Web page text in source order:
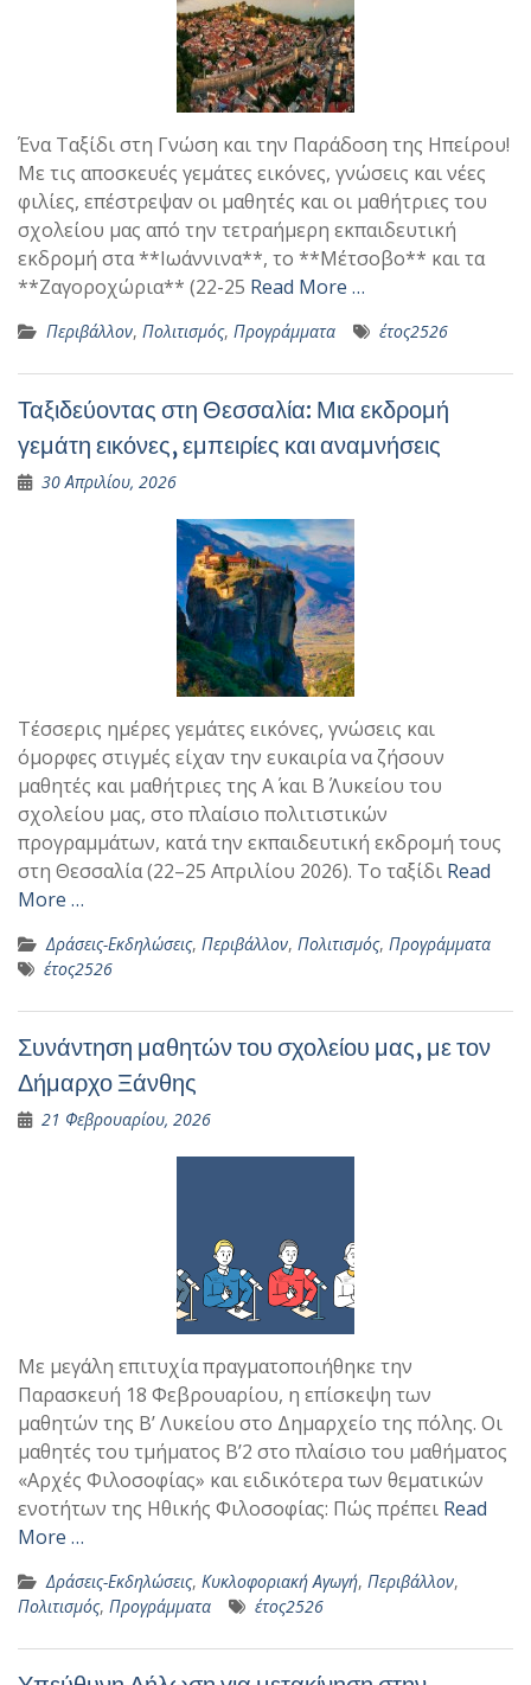
Ένα Ταξίδι στη Γνώση και την Παράδοση της Ηπείρου!
Με τις αποσκευές γεμάτες εικόνες, γνώσεις και νέες
φιλίες, επέστρεψαν οι μαθητές και οι μαθήτριες του
σχολείου μας από την τετραήμερη εκπαιδευτική
εκδρομή στα **Ιωάννινα**, το **Μέτσοβο** και τα
**Ζαγοροχώρια** (22-25 Read More …
Περιβάλλον, Πολιτισμός, Προγράμματα έτος2526
Ταξιδεύοντας στη Θεσσαλία: Μια εκδρομή
γεμάτη εικόνες, εμπειρίες και αναμνήσεις
30 Απριλίου, 2026
Τέσσερις ημέρες γεμάτες εικόνες, γνώσεις και
όμορφες στιγμές είχαν την ευκαιρία να ζήσουν
μαθητές και μαθήτριες της Α΄ και Β΄ Λυκείου του
σχολείου μας, στο πλαίσιο πολιτιστικών
προγραμμάτων, κατά την εκπαιδευτική εκδρομή τους
στη Θεσσαλία (22–25 Απριλίου 2026). Το ταξίδι Read
More …
Δράσεις-Εκδηλώσεις, Περιβάλλον, Πολιτισμός, Προγράμματα
έτος2526
Συνάντηση μαθητών του σχολείου μας, με τον
Δήμαρχο Ξάνθης
21 Φεβρουαρίου, 2026
Με μεγάλη επιτυχία πραγματοποιήθηκε την
Παρασκευή 18 Φεβρουαρίου, η επίσκεψη των
μαθητών της Β’ Λυκείου στο Δημαρχείο της πόλης. Οι
μαθητές του τμήματος Β’2 στο πλαίσιο του μαθήματος
«Αρχές Φιλοσοφίας» και ειδικότερα των θεματικών
ενοτήτων της Ηθικής Φιλοσοφίας: Πώς πρέπει Read
More …
Δράσεις-Εκδηλώσεις, Κυκλοφοριακή Αγωγή, Περιβάλλον,
Πολιτισμός, Προγράμματα έτος2526